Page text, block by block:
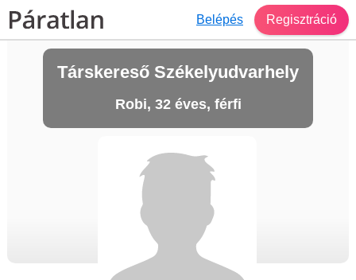
Belépés Regisztráció
Társkereső Székelyudvarhely
Robi, 32 éves, férfi